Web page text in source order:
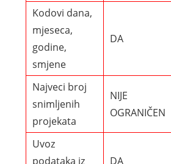
Kodovi dana,
mjeseca,
godine,
smjene
DA
Najveci broj
snimljenih
projekata
NIJE
OGRANIČEN
Uvoz
podataka iz
DA